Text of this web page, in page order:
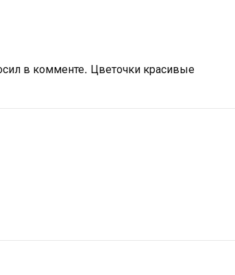
в комменте. Цветочки красивые